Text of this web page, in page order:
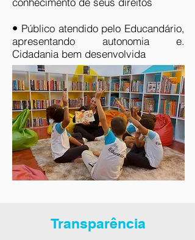
• Público atendido pelo Educandário,
apresentando autonomia e.
Cidadania bem desenvolvida
Transparência